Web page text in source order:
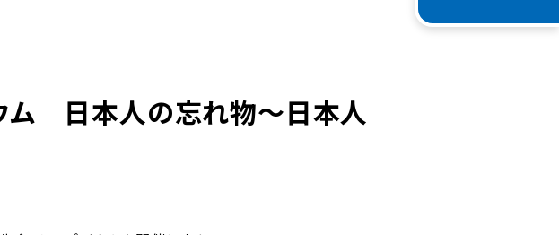
ウム 日本人の忘れ物～日本人